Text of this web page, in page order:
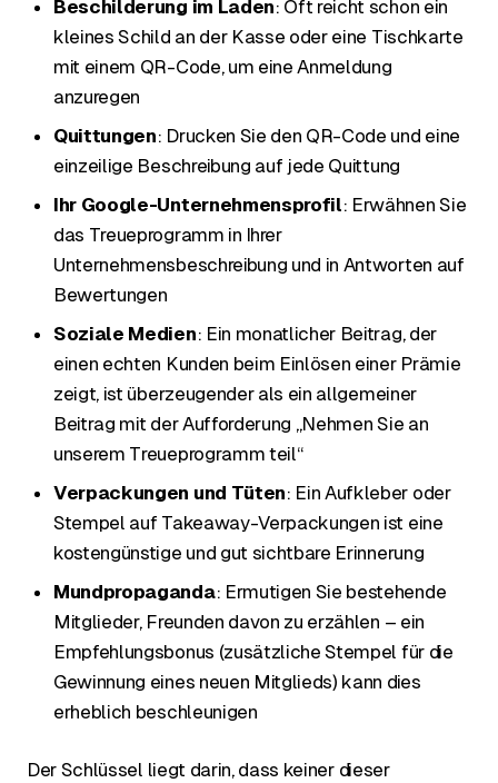
Beschilderung im Laden: Oft reicht schon ein
kleines Schild an der Kasse oder eine Tischkarte
mit einem QR-Code, um eine Anmeldung
anzuregen
Quittungen: Drucken Sie den QR-Code und eine
einzeilige Beschreibung auf jede Quittung
Ihr Google-Unternehmensprofil: Erwähnen Sie
das Treueprogramm in Ihrer
Unternehmensbeschreibung und in Antworten auf
Bewertungen
Soziale Medien: Ein monatlicher Beitrag, der
einen echten Kunden beim Einlösen einer Prämie
zeigt, ist überzeugender als ein allgemeiner
Beitrag mit der Aufforderung „Nehmen Sie an
unserem Treueprogramm teil“
Verpackungen und Tüten: Ein Aufkleber oder
Stempel auf Takeaway-Verpackungen ist eine
kostengünstige und gut sichtbare Erinnerung
Mundpropaganda: Ermutigen Sie bestehende
Mitglieder, Freunden davon zu erzählen – ein
Empfehlungsbonus (zusätzliche Stempel für die
Gewinnung eines neuen Mitglieds) kann dies
erheblich beschleunigen
Der Schlüssel liegt darin, dass keiner dieser